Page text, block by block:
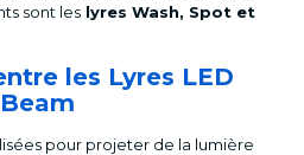
sont leslyres Wash, Spot et
les Lyres LED
pour projeter de la lumière